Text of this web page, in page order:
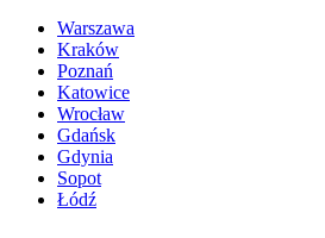
Warszawa
Kraków
Poznań
Katowice
Wrocław
Gdańsk
Gdynia
Sopot
Łódź